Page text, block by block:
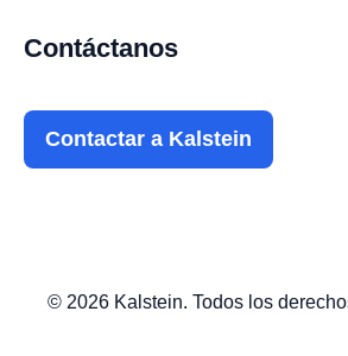
Contáctanos
Contactar a Kalstein
© 2026 Kalstein. Todos los